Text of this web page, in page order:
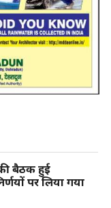
बैठक हुई
पर लिया गया